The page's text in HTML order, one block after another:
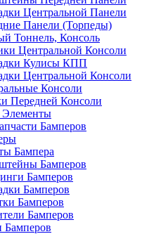
Центральной Панели
Панели (Торпеды)
Тоннель, Консоль
Центральной Консоли
Кулисы КПП
Центральной Консоли
Консоли
Передней Консоли
Бамперов
Бампера
Бамперов
Бамперов
Бамперов
Бамперов
Бамперов